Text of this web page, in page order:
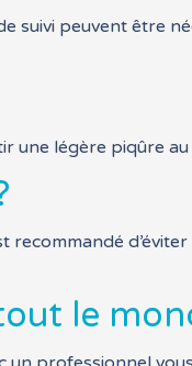
suivi peuvent être
une légère piqûre au
le